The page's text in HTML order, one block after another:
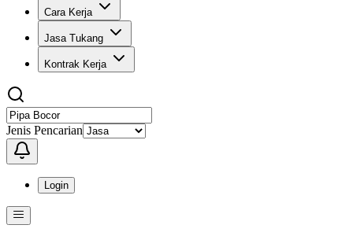
Cara Kerja
Jasa Tukang
Kontrak Kerja
Jenis Pencarian
Login